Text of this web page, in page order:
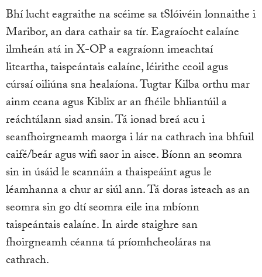
Bhí lucht eagraithe na scéime sa tSlóivéin lonnaithe i
Maribor, an dara cathair sa tír. Eagraíocht ealaíne
ilmheán atá in X-OP a eagraíonn imeachtaí
liteartha, taispeántais ealaíne, léirithe ceoil agus
cúrsaí oiliúna sna healaíona. Tugtar Kilba orthu mar
ainm ceana agus Kiblix ar an fhéile bhliantúil a
reáchtálann siad ansin. Tá ionad breá acu i
seanfhoirgneamh maorga i lár na cathrach ina bhfuil
caifé/beár agus wifi saor in aisce. Bíonn an seomra
sin in úsáid le scannáin a thaispeáint agus le
léamhanna a chur ar siúl ann. Tá doras isteach as an
seomra sin go dtí seomra eile ina mbíonn
taispeántais ealaíne. In airde staighre san
fhoirgneamh céanna tá príomhcheoláras na
cathrach.